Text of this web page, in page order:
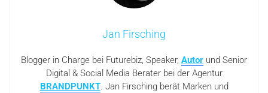
Jan Firsching
Blogger in Charge bei Futurebiz, Speaker, Autor und Senior
Digital & Social Media Berater bei der Agentur
BRANDPUNKT. Jan Firsching berät Marken und